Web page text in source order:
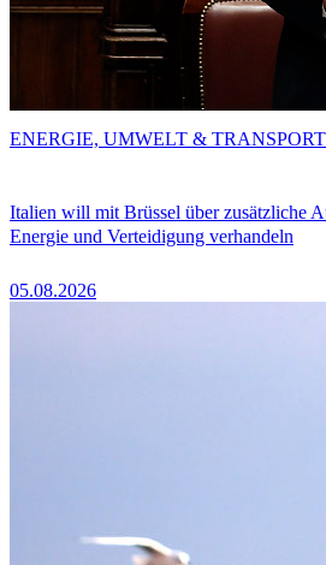
Italien will mit Brüssel über zusätzliche
Energie und Verteidigung verhandeln
05.08.2026
ENERGIE, UMWELT & TRANSPORT